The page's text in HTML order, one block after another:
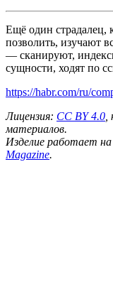
Ещё один страдалец,
позволить, изучают
— сканируют,
сущности, ходят по
https://habr.com/ru/
Лицензия: CC BY 4.0
материалов.
Изделие работает на
Magazine.